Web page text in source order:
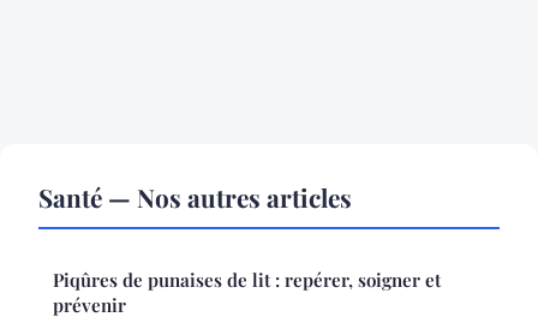
Santé — Nos autres articles
Piqûres de punaises de lit : repérer, soigner et
prévenir